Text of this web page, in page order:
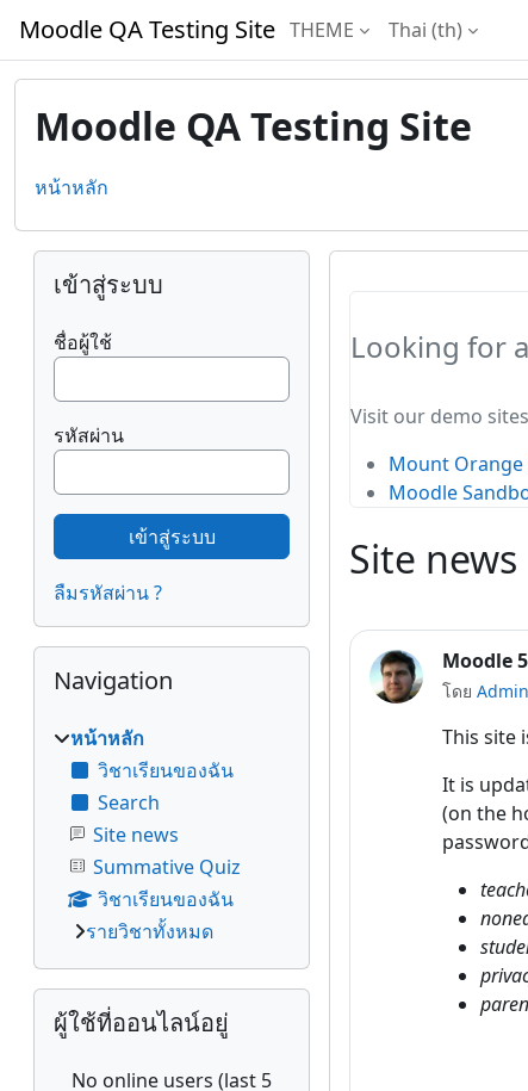
Moodle QA Testing Site THEME Thai ‎(th)‎
Moodle QA Testing Site
หน้าหลัก
Looking for
Visit our demo sites
Mount Orange
Moodle
Site news
Moodle
โดย
This site
It is
(on the
บล็อค
ข้าม {$ a}
เข้าสู่ระบบ
ชื่อผู้ใช้
รหัสผ่าน
ลืมรหัสผ่าน ?
ข้าม {$ a}
Navigation
หน้าหลัก
วิชาเรียนของฉัน
Search
Site news
Summative Quiz
วิชาเรียนของฉัน
รายวิชาทั้งหมด
ข้าม {$ a}
ผู้ใช้ที่ออนไลน์อยู่
No online users (last 5